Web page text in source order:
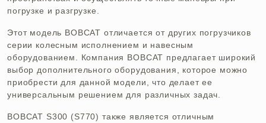
погрузке и разгрузке.
Этот модель BOBCAT отличается от других погрузчиков
серии колесным исполнением и навесным
оборудованием. Компания BOBCAT предлагает широкий
выбор дополнительного оборудования, которое можно
приобрести для данной модели, что делает ее
универсальным решением для различных задач.
BOBCAT S300 (S770) также является отличным